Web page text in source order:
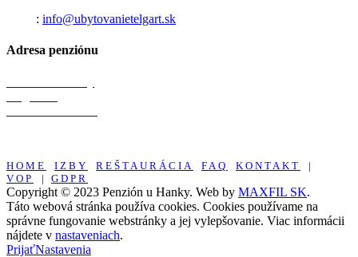
: info@ubytovanietelgart.sk
Adresa penziónu
HOME IZBY REŠTAURÁCIA FAQ KONTAKT
|
VOP
| GDPR
Copyright © 2023 Penzión u Hanky. Web by MAXFIL SK.
Táto webová stránka používa cookies. Cookies používame na
správne fungovanie webstránky a jej vylepšovanie. Viac informácii
nájdete v nastaveniach.
PrijaťNastavenia